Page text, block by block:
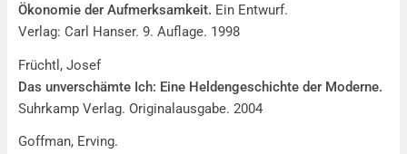
Ökonomie der Aufmerksamkeit. Ein Entwurf.
Verlag: Carl Hanser. 9. Auflage. 1998
Früchtl, Josef
Das unverschämte Ich: Eine Heldengeschichte der Moderne.
Suhrkamp Verlag. Originalausgabe. 2004
Goffman, Erving.